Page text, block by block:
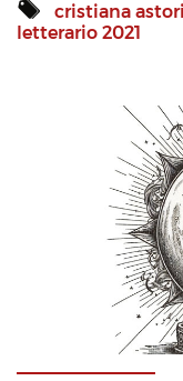
cristiana astori
letterario 2021